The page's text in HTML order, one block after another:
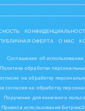
ОФЕРТА
О НАС
Соглашение об использовании
Политика обработки
на обработку
согласия на обработку
Поручение для конечного
Правила использования